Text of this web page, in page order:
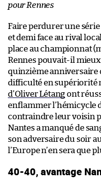
pour Rennes
Faire perdurer une
et demi face au rival
place au championnat
Rennes pouvait-il
quinzième anniversaire
difficulté en supériorité
d’Oliver Létang ont
enflammer l’hémicycle
contraindre leur voisin
Nantes a manqué de
son adversaire du soir
l’Europe n’en sera que
40-40, avantage